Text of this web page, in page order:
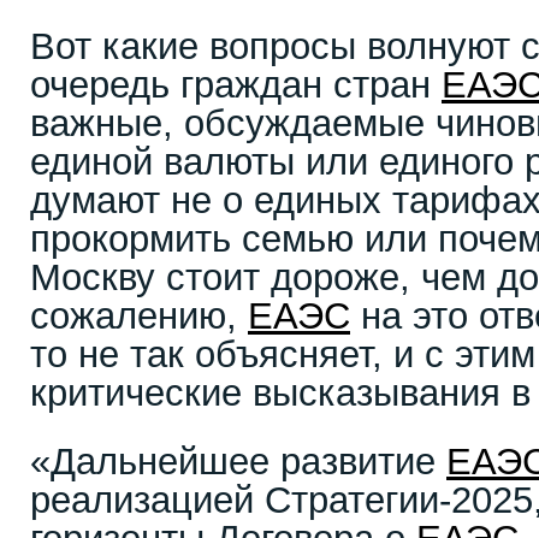
Вот какие вопросы волнуют
очередь граждан стран
важные, обсуждаемые
единой валюты или единого
думают не о единых
прокормить семью или
Москву стоит дороже, чем
сожалению, ЕАЭС на это
то не так объясняет, и с
критические высказывания
«Дальнейшее развитие
реализацией Стратегии-